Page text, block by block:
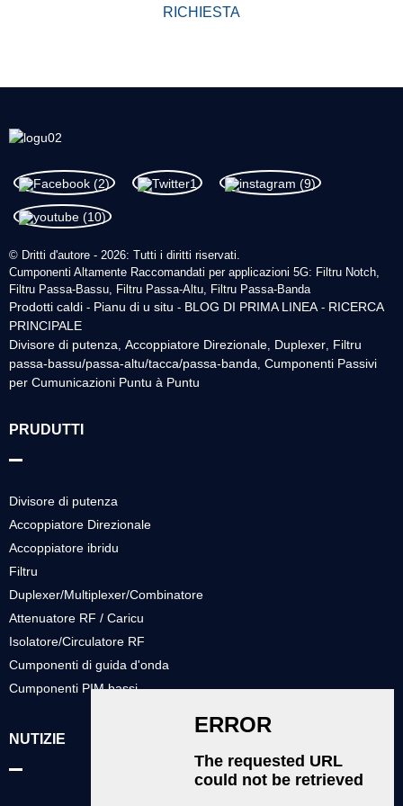
RICHIESTA
© Dritti d'autore - 2026: Tutti i diritti riservati.
Cumponenti Altamente Raccomandati per applicazioni 5G: Filtru Notch,
Filtru Passa-Bassu, Filtru Passa-Altu, Filtru Passa-Banda
Prodotti caldi - Pianu di u situ - BLOG DI PRIMA LINEA - RICERCA
PRINCIPALE
Divisore di putenza ,Accoppiatore Direzionale Duplexer Filtru
passa-bassu/passa-altu/tacca/passa-banda ,Cumponenti Passivi
per Cumunicazioni Puntu à Puntu
PRUDUTTI
Divisore di putenza
Accoppiatore Direzionale
Accoppiatore ibridu
Filtru
Duplexer/Multiplexer/Combinatore
Attenuatore RF / Caricu
Isolatore/Circulatore RF
Cumponenti di guida d'onda
Cumponenti PIM bassi
NUTIZIE